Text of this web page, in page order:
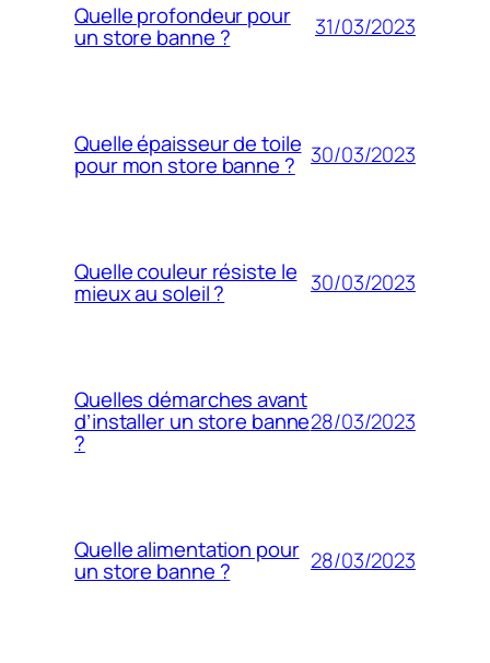
Quelle profondeur pour
un store banne ? 31/03/2023
Quelle épaisseur de toile
pour mon store banne ? 30/03/2023
Quelle couleur résiste le
mieux au soleil ? 30/03/2023
Quelles démarches avant
d’installer un store banne
?
28/03/2023
Quelle alimentation pour
un store banne ? 28/03/2023